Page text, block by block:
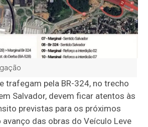
trafegam pela BR-324, no trecho
Salvador, devem ficar atentos às
previstas para os próximos
avanço das obras do Veículo Leve